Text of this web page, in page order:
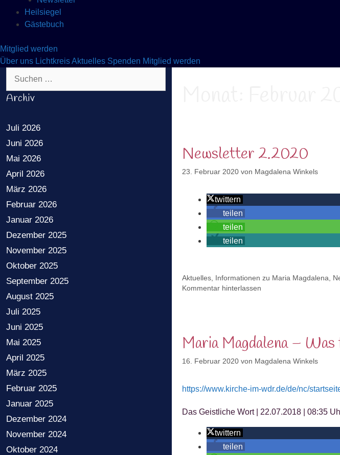
Heilsiegel
Gästebuch
Mitglied werden
Über uns LichtkreisAktuelles Spenden Mitglied werden
Newsletter 2.2020
23. Februar 2020 von Magdalena Winkels
twittern
teilen
teilen
teilen
Kategorien
Aktuelles Informationen zu Maria Magdalena
Kommentar hinterlassen
Maria Magdalena – Was
16. Februar 2020 von Magdalena Winkels
https://www.kirche-im-wdr.de/de/nc/
Das Geistliche Wort | 22.07.2018 | 08:35
twittern
teilen
Suchen nach:
Archiv
Juli 2026
Juni 2026
Mai 2026
April 2026
März 2026
Februar 2026
Januar 2026
Dezember 2025
November 2025
Oktober 2025
September 2025
August 2025
Juli 2025
Juni 2025
Mai 2025
April 2025
März 2025
Februar 2025
Januar 2025
Dezember 2024
November 2024
Oktober 2024